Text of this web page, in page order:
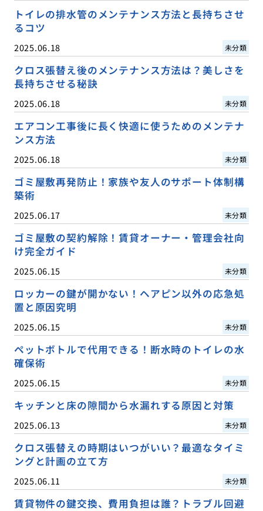
トイレの排水管のメンテナンス方法と長持ちさせ
るコツ
2025.06.18 未分類
クロス張替え後のメンテナンス方法は？美しさを
長持ちさせる秘訣
2025.06.18 未分類
エアコン工事後に長く快適に使うためのメンテナ
ンス方法
2025.06.18 未分類
ゴミ屋敷再発防止！家族や友人のサポート体制構
築術
2025.06.17 未分類
ゴミ屋敷の契約解除！賃貸オーナー・管理会社向
け完全ガイド
2025.06.15 未分類
ロッカーの鍵が開かない！ヘアピン以外の応急処
置と原因究明
2025.06.15 未分類
ペットボトルで代用できる！断水時のトイレの水
確保術
2025.06.15 未分類
キッチンと床の隙間から水漏れする原因と対策
2025.06.13 未分類
クロス張替えの時期はいつがいい？最適なタイミ
ングと計画の立て方
2025.06.11 未分類
賃貸物件の鍵交換、費用負担は誰？トラブル回避